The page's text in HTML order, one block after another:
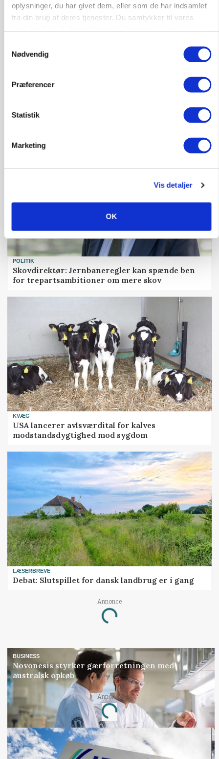
oplysninger, du har givet dem, eller som de har indsamlet
fra din brug af deres tjenester. Du samtykker til vores
Nødvendig
Præferencer
Statistik
Marketing
Vis detaljer
OK
Stærkt år for griseformand: Overskud nærmer
sig 8 mio.
Jernbaneregler er forældede og bør laves om,
siger skovdirektør
POLITIK
Skovdirektør: Jernbaneregler kan spænde ben
for trepartsambitioner om mere skov
KVÆG
USA lancerer avlsværdital for kalves
modstandsdygtighed mod sygdom
LÆSERBREVE
Debat: Slutspillet for dansk landbrug er i gang
Annonce
Loading...
BUSINESS
Novonesis styrker gærforretningen med
australsk opkøb
Annonce
Loading...